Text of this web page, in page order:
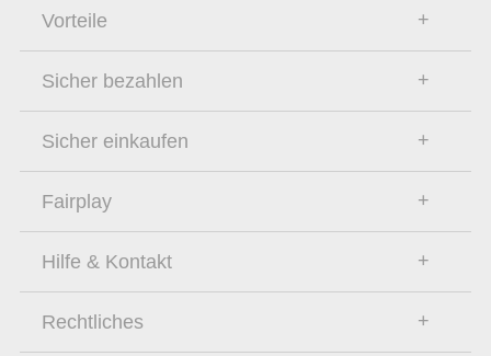
Vorteile
Sicher bezahlen
Sicher einkaufen
Fairplay
Hilfe & Kontakt
Rechtliches